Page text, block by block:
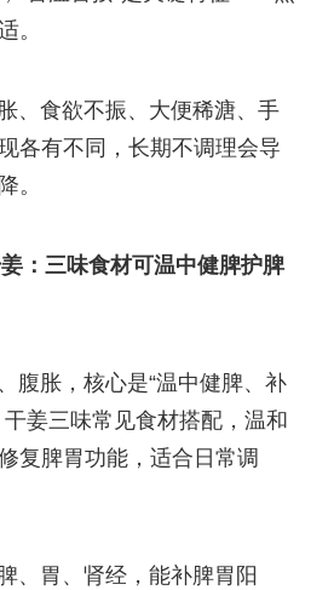
。
、食欲不振、大便稀溏、手
各有不同，长期不调理会导
。
：三味食材可温中健脾护脾
腹胀，核心是“温中健脾、补
姜三味常见食材搭配，温和
复脾胃功能，适合日常调
、胃、肾经，能补脾胃阳